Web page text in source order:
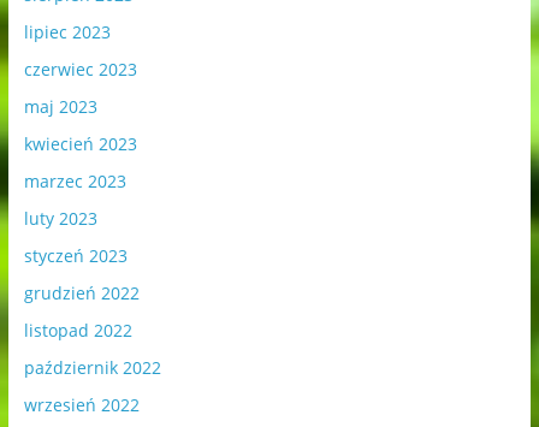
lipiec 2023
czerwiec 2023
maj 2023
kwiecień 2023
marzec 2023
luty 2023
styczeń 2023
grudzień 2022
listopad 2022
październik 2022
wrzesień 2022